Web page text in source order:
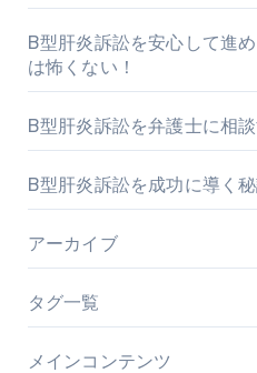
B型肝炎訴訟を安心して進
は怖くない！
B型肝炎訴訟を弁護士に相
B型肝炎訴訟を成功に導く
アーカイブ
タグ一覧
メインコンテンツ